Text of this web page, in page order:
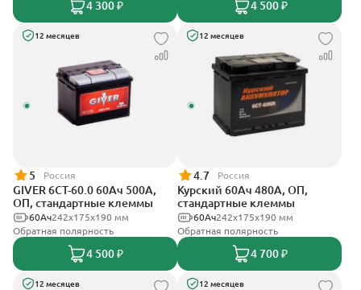
4 300 ₽ 4 500 ₽
12 месяцев
5 Россия
GIVER 6СТ-60.0 60Ач 500А,
ОП, стандартные клеммы
242х175х190 мм
60Ач
Обратная полярность
4 500 ₽
12 месяцев
4.7 Россия
Курский 60Ач 480А, ОП,
стандартные клеммы
242x175x190 мм
60Ач
Обратная полярность
4 700 ₽
12 месяцев 12 месяцев